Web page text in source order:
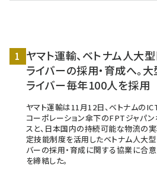
ヤマト運輸、ベトナム人大型
ライバーの採用・育成へ。大
ライバー毎年100人を採用
ヤマト運輸は11月12日、ベトナムの
コーポレーション傘下のFPTジャパン
スと、日本国内の持続可能な物流の
定技能制度を活用したベトナム人大型
バーの採用・育成に関する協業に合
を締結した。